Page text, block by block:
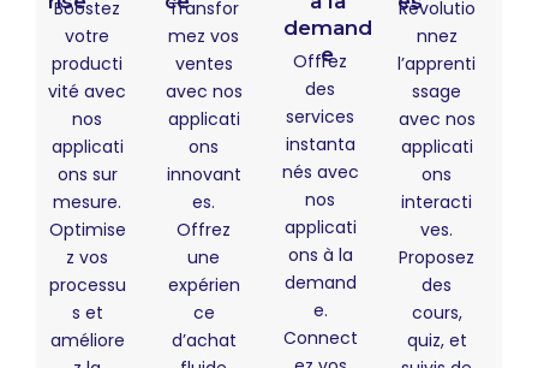
Boostez
votre
producti
vité avec
nos
applicati
ons sur
mesure.
Optimise
z vos
processu
s et
améliore
Transfor
mez vos
ventes
avec nos
applicati
ons
innovant
es.
Offrez
une
expérien
ce
d’achat
demand
e
Offrez
des
services
instanta
nés avec
nos
applicati
ons à la
demand
e.
Connect
Révolutio
nnez
l’apprenti
ssage
avec nos
applicati
ons
interacti
ves.
Proposez
des
cours,
quiz, et